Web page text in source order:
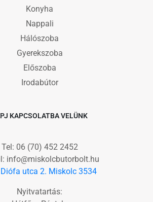
Konyha
Nappali
Hálószoba
Gyerekszoba
Előszoba
Irodabútor
KAPCSOLATBA VELÜNK
Tel: 06 (70) 452 2452
info@miskolcbutorbolt.hu
Diófa utca 2. Miskolc 3534
Nyitvatartás: